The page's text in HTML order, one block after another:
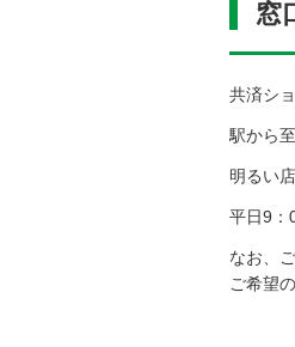
窓
共済シ
駅から
明るい
平日9：
なお、ご
ご希望